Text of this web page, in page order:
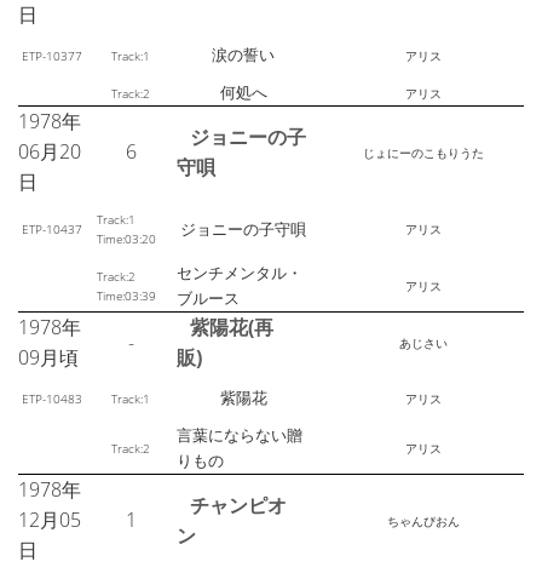
日
ETP-10377 Track:1 涙の誓い アリス
Track:2 何処へ アリス
1978年
06月20
日
6
ジョニーの子
守唄
じょにーのこもりうた
ETP-10437
Track:1
Time:03:20
ジョニーの子守唄 アリス
Track:2
Time:03:39
センチメンタル・
ブルース
アリス
1978年
09月頃
-
紫陽花(再
販)
あじさい
ETP-10483 Track:1 紫陽花 アリス
Track:2
言葉にならない贈
りもの
アリス
1978年
12月05
日
1
チャンピオ
ン
ちゃんぴおん